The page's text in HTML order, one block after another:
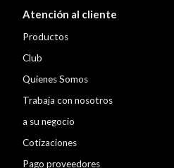
Atención al cliente
Productos
Club
Quienes Somos
Trabaja con nosotros
a su negocio
Cotizaciones
Pago proveedores